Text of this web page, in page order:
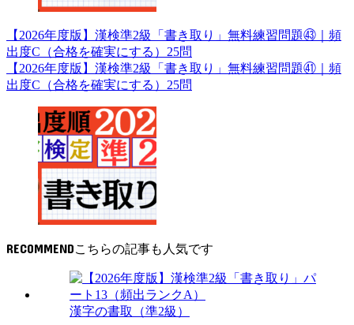
【2026年度版】漢検準2級「書き取り」無料練習問題㊸｜頻
出度C（合格を確実にする）25問
【2026年度版】漢検準2級「書き取り」無料練習問題㊶｜頻
出度C（合格を確実にする）25問
RECOMMEND
漢字の書取（準2級）